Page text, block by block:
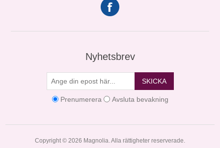
Nyhetsbrev
SKICKA
Prenumerera Avsluta bevakning
Copyright © 2026 Magnolia. Alla rättigheter reserverade.